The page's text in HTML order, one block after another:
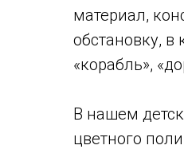
материал,
обстановку, в
«корабль»,
В нашем
цветного